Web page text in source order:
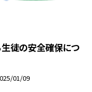
生徒の安全確保につ
01/09